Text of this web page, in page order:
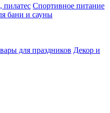
пилатес Спортивное питание
бани и сауны
для праздников Декор и